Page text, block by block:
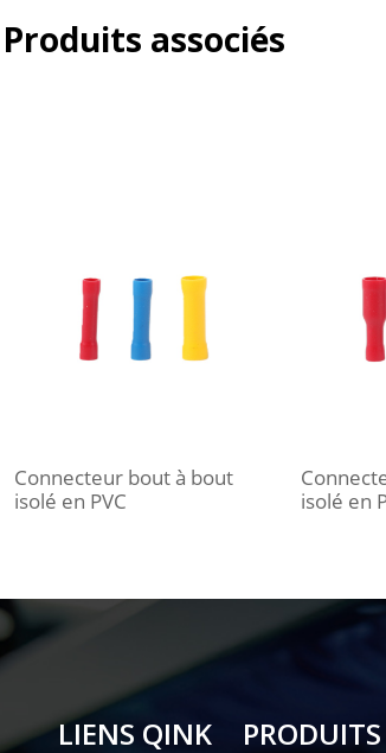
Produits associés
Connecteur bout à bout
isolé en PVC
isolé en
LIENS QINK PRODUITS